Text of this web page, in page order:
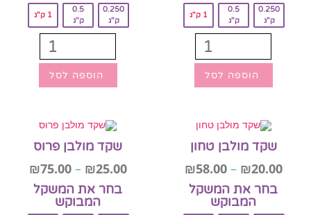
0.250
ק"ג
0.5
ק"ג
1 ק"ג
הוספה לסל
0.250
ק"ג
0.5
ק"ג
1 ק"ג
הוספה לסל
שקד מולבן טחון
₪20.00
–
₪58.00
בחר את המשקל
המבוקש‎
שקד מולבן פרוס
₪25.00
–
₪75.00
בחר את המשקל
המבוקש‎